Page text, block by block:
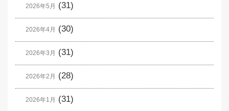
2026年5月 (31)
2026年4月 (30)
2026年3月 (31)
2026年2月 (28)
2026年1月 (31)